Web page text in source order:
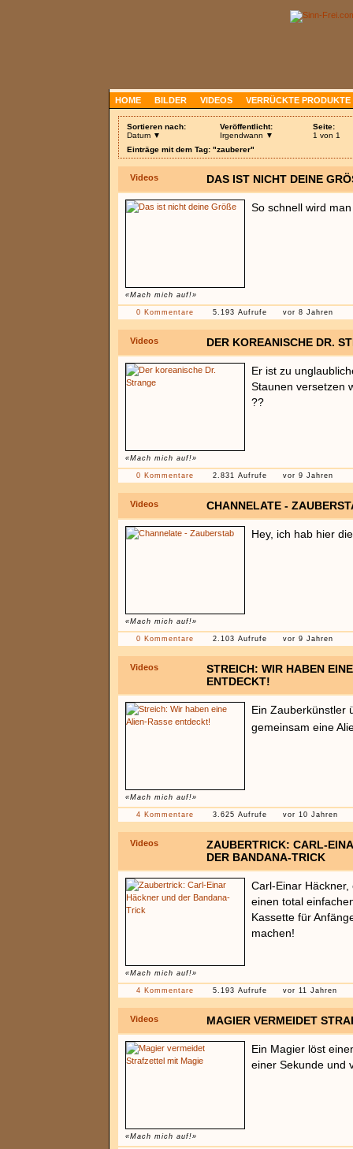
HOME BILDER VIDEOS VERRÜCKTE PRODUKTE
Sortieren nach:
Datum ▼
Veröffentlicht:
Irgendwann ▼
Seite:
1 von 1
Einträge mit dem Tag: "zauberer"
Videos DAS IST NICHT DEINE
«Mach mich auf!»
So schnell wird
0 Kommentare 5.193 Aufrufe vor 8 Jahren
Videos DER KOREANISCHE DR.
«Mach mich auf!»
Er ist zu
Staunen versetzen
??
0 Kommentare 2.831 Aufrufe vor 9 Jahren
Videos CHANNELATE -
«Mach mich auf!»
Hey, ich hab hier
0 Kommentare 2.103 Aufrufe vor 9 Jahren
Videos
STREICH: WIR HABEN
ENTDECKT!
«Mach mich auf!»
Ein Zauberkünstler
gemeinsam eine
4 Kommentare 3.625 Aufrufe vor 10 Jahren
Videos
ZAUBERTRICK: CARL-
DER BANDANA-TRICK
«Mach mich auf!»
Carl-Einar
einen total
Kassette für
machen!
4 Kommentare 5.193 Aufrufe vor 11 Jahren
Videos MAGIER VERMEIDET
«Mach mich auf!»
Ein Magier löst
einer Sekunde und